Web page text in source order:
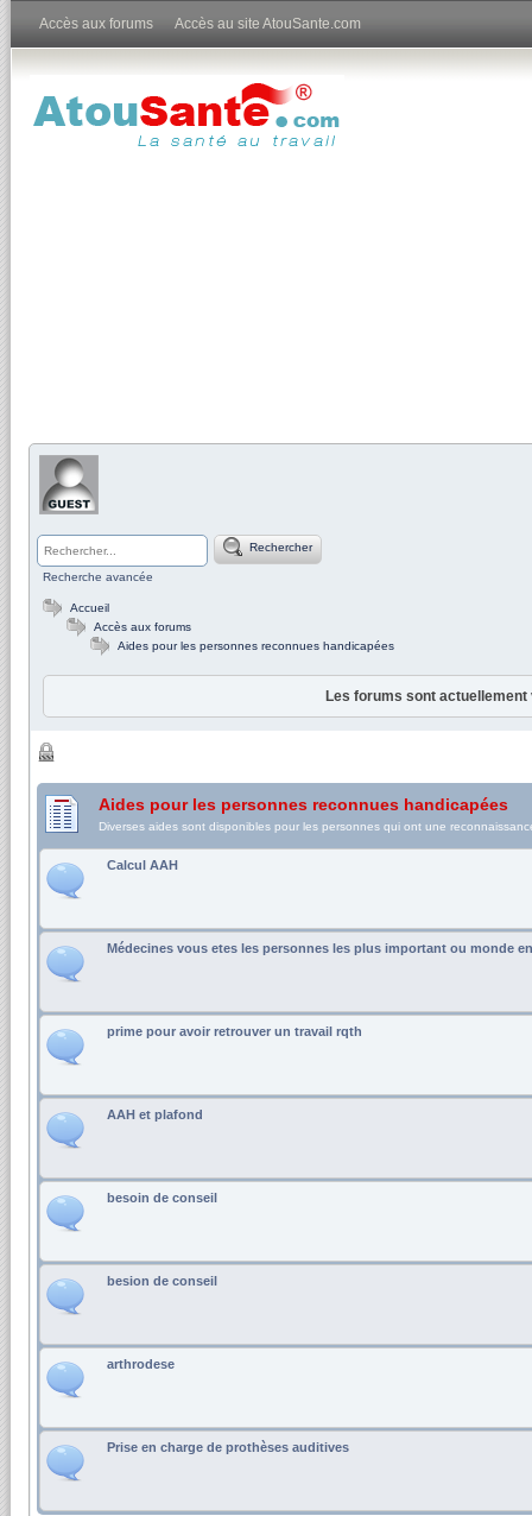
Accès aux forums Accès au site AtouSante.com
Rechercher
Recherche avancée
Accueil
Accès aux forums
Aides pour les personnes reconnues handicapées
Les forums sont
Aides pour les personnes reconnues handicapées
Diverses aides sont disponibles pour les personnes qui ont une
Calcul AAH
Médecines vous etes les personnes les plus important ou monde
prime pour avoir retrouver un travail rqth
AAH et plafond
besoin de conseil
besion de conseil
arthrodese
Prise en charge de prothèses auditives